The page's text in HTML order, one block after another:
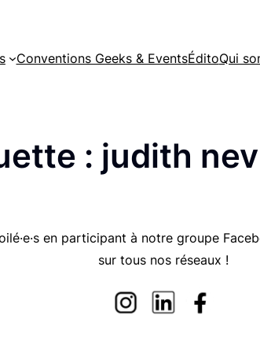
Conventions Geeks & EventsÉditoQui
: judith
en participant à notre groupe
sur tous nos réseaux !